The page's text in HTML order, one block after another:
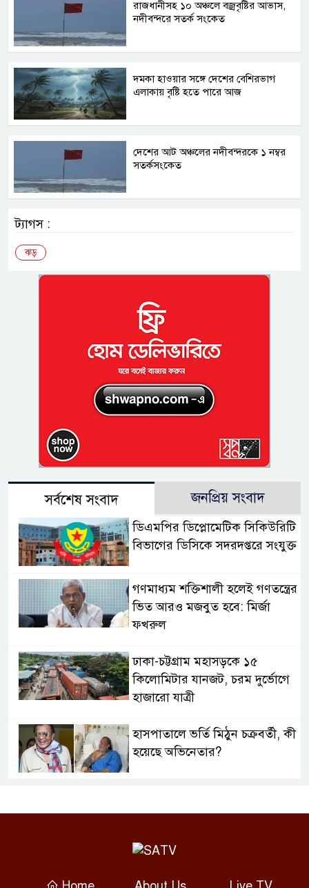
রাজধানীসহ ১০ অঞ্চলে বজ্রবৃষ্টির আভাস,
নদীবন্দরে সতর্ক সংকেত
দমকা হাওয়ার সঙ্গে দেশের বেশিরভাগ
এলাকায় বৃষ্টি হতে পারে আজ
দেশের আট অঞ্চলের নদীবন্দরকে ১ নম্বর
সতর্কসংকেত
ট্যাগস :
ঝড়
সর্বশেষ সংবাদ জনপ্রিয় সংবাদ
ডিএমপির ডিপ্লোমেটিক সিকিউরিটি
বিভাগের ডিসিকে সদরদপ্তরে সংযুক্ত
গণমাধ্যম শক্তিশালী হলেই গণতন্ত্রের
ভিত আরও মজবুত হবে: মির্জা
ফখরুল
ঢাকা-চট্টগ্রাম মহাসড়কে ১৫
কিলোমিটার যানজট, চরম দুর্ভোগে
হাজারো যাত্রী
হাসপাতালে ভর্তি মিঠুন চক্রবর্তী, কী
হয়েছে অভিনেতার?
অভিযোগ, কেরানীগঞ্জ থানায় জিডি
থাইল্যান্ডের স্কুলে শিক্ষার্থী